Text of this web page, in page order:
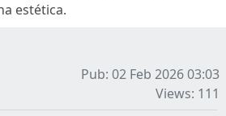
estética.
Pub: 02 Feb 2026 03:03
Views: 111